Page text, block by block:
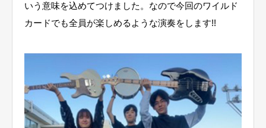
いう意味を込めてつけました。なので今回のワイルド
カードでも全員が楽しめるような演奏をします!!